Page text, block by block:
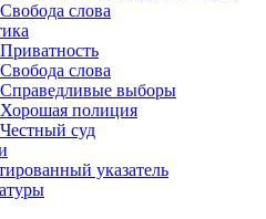
Свобода слова
Приватность
Свобода слова
Справедливые выборы
Хорошая полиция
Честный суд
указатель